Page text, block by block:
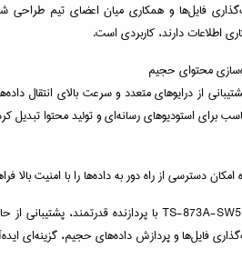
اطلاعات دارند، کاربردی است.
برای استودیوهای رسانه‌ای و تولید محتوا تبدیل
فایل‌ها و پردازش داده‌های حجیم، گزینه‌ای